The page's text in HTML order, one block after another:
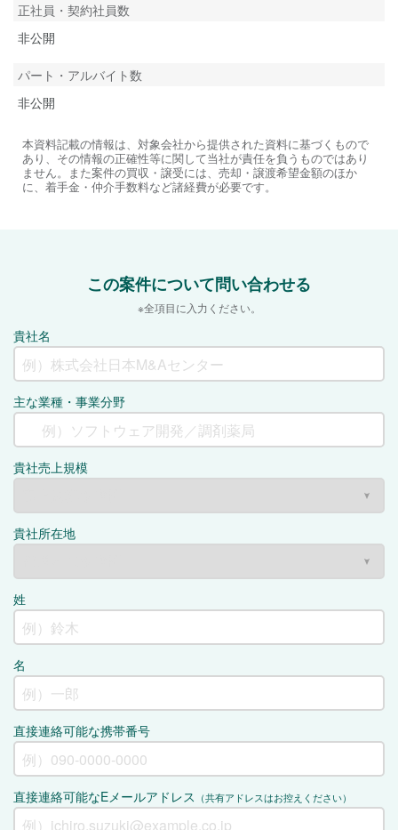
正社員・契約社員数
非公開
パート・アルバイト数
非公開
本資料記載の情報は、対象会社から提供された資料に基づくもので
あり、その情報の正確性等に関して当社が責任を負うものではあり
ません。また案件の買収・譲受には、売却・譲渡希望金額のほか
に、着手金・仲介手数料など諸経費が必要です。